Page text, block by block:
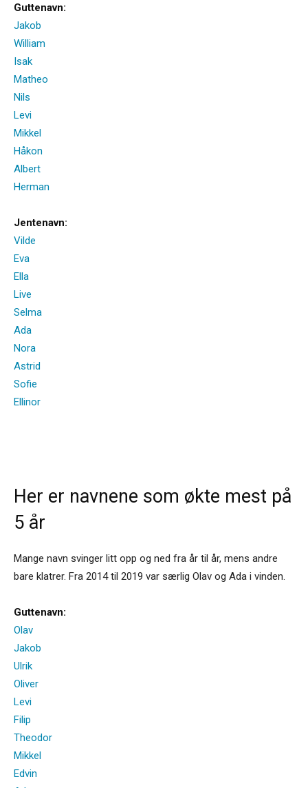
Guttenavn:
Jakob
William
Isak
Matheo
Nils
Levi
Mikkel
Håkon
Albert
Herman
Jentenavn:
Vilde
Eva
Ella
Live
Selma
Ada
Nora
Astrid
Sofie
Ellinor
Her er navnene som økte mest på
5 år
Mange navn svinger litt opp og ned fra år til år, mens andre
bare klatrer. Fra 2014 til 2019 var særlig Olav og Ada i vinden.
Guttenavn:
Olav
Jakob
Ulrik
Oliver
Levi
Filip
Theodor
Mikkel
Edvin